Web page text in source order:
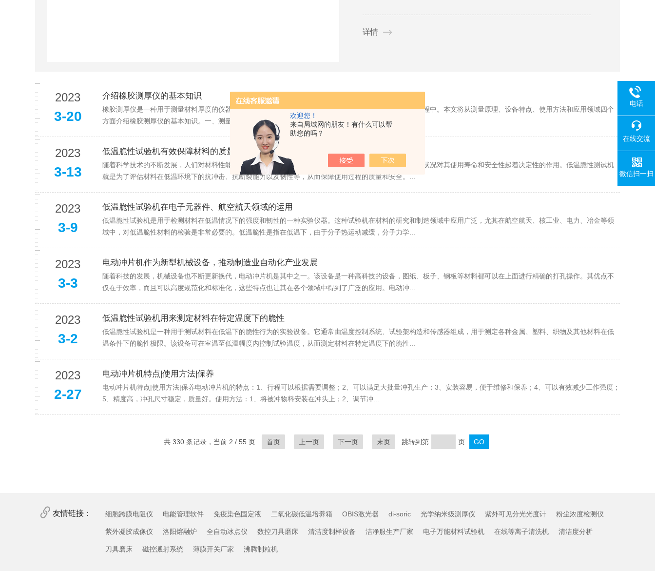
欢迎您！
来自局域网的朋友！有什么可以帮
助您的吗？
详情
2023
3-20
介绍橡胶测厚仪的基本知识
橡胶测厚仪是一种用于测量材料厚度的仪器，它广泛应用于橡胶、塑料、玻璃等材料的生产、加工和检测过程中。本文将从测量原理、设备特点、使用方法和应用领域四个
方面介绍橡胶测厚仪的基本知识。一、测量原理橡胶测厚仪通过测量材料表面反射的超声波信号来计算...
2023
3-13
低温脆性试验机有效保障材料的质量与安全
随着科学技术的不断发展，人们对材料性能要求也越来越高。材料在不同温度、湿度以及压力条件下的性能状况对其使用寿命和安全性起着决定性的作用。低温脆性测试机
就是为了评估材料在低温环境下的抗冲击、抗断裂能力以及韧性等，从而保障使用过程的质量和安全。...
2023
3-9
低温脆性试验机在电子元器件、航空航天领域的运用
低温脆性试验机是用于检测材料在低温情况下的强度和韧性的一种实验仪器。这种试验机在材料的研究和制造领域中应用广泛，尤其在航空航天、核工业、电力、冶金等领
域中，对低温脆性材料的检验是非常必要的。低温脆性是指在低温下，由于分子热运动减缓，分子力学...
2023
3-3
电动冲片机作为新型机械设备，推动制造业自动化产业发展
随着科技的发展，机械设备也不断更新换代，电动冲片机是其中之一。该设备是一种高科技的设备，图纸、板子、钢板等材料都可以在上面进行精确的打孔操作。其优点不
仅在于效率，而且可以高度规范化和标准化，这些特点也让其在各个领域中得到了广泛的应用。电动冲...
2023
3-2
低温脆性试验机用来测定材料在特定温度下的脆性
低温脆性试验机是一种用于测试材料在低温下的脆性行为的实验设备。它通常由温度控制系统、试验架构造和传感器组成，用于测定各种金属、塑料、织物及其他材料在低
温条件下的脆性极限。该设备可在室温至低温幅度内控制试验温度，从而测定材料在特定温度下的脆性...
2023
2-27
电动冲片机特点|使用方法|保养
电动冲片机特点|使用方法|保养电动冲片机的特点：1、行程可以根据需要调整；2、可以满足大批量冲孔生产；3、安装容易，便于维修和保养；4、可以有效减少工作强度；
5、精度高，冲孔尺寸稳定，质量好。使用方法：1、将被冲物料安装在冲头上；2、调节冲...
共 330 条记录，当前 2 / 55 页 首页 上一页 下一页 末页 跳转到第 页
友情链接： 细胞跨膜电阻仪 电能管理软件 免疫染色固定液 二氧化碳低温培养箱 OBIS激光器 di-soric 光学纳米级测厚仪 紫外可见分光光度计 粉尘浓度检测仪
紫外凝胶成像仪 洛阳熔融炉 全自动冰点仪 数控刀具磨床 清洁度制样设备 洁净服生产厂家 电子万能材料试验机 在线等离子清洗机 清洁度分析
刀具磨床 磁控溅射系统 薄膜开关厂家 沸腾制粒机
电话
在线交流
微信扫一扫